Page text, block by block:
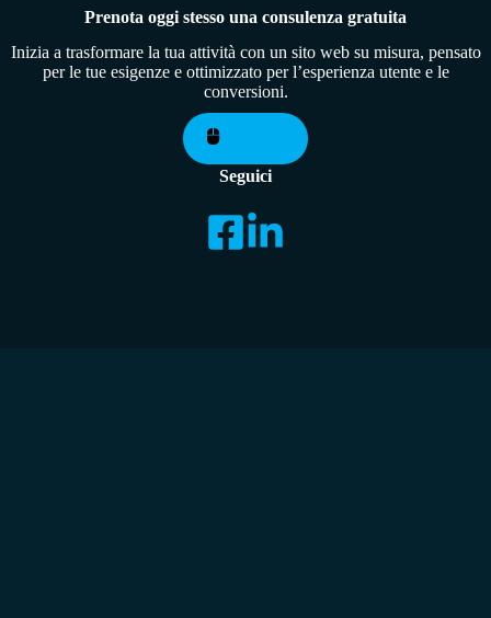
Prenota oggi stesso una consulenza gratuita
Inizia a trasformare la tua attività con un sito web su misura, pensato
per le tue esigenze e ottimizzato per l’esperienza utente e le
conversioni.
Seguici